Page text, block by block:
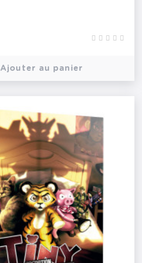
Ajouter au panier